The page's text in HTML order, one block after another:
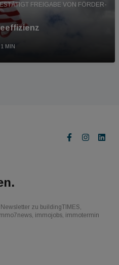
FREIGABE VON FÖRDER-
MIN
zu buildingTIMES,
immojobs, immotermin